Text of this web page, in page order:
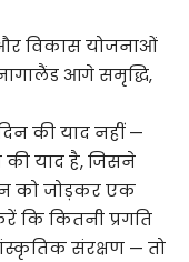
विकास योजनाओं
आगे समृद्धि,
की याद नहीं —
याद है, जिसने
को जोड़कर एक
कि कितनी प्रगति
संरक्षण — तो